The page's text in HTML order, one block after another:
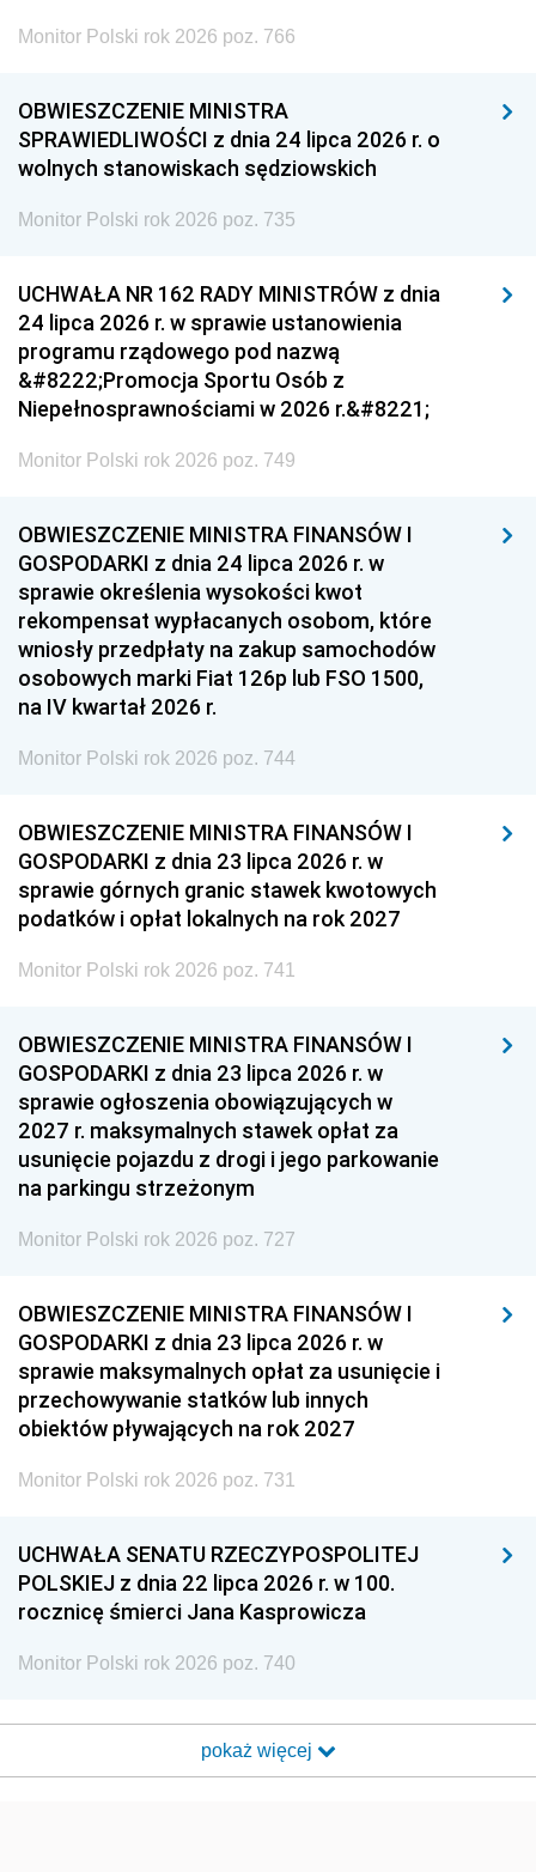
Monitor Polski rok 2026 poz. 766
OBWIESZCZENIE MINISTRA
SPRAWIEDLIWOŚCI z dnia 24 lipca 2026 r. o
wolnych stanowiskach sędziowskich
Monitor Polski rok 2026 poz. 735
UCHWAŁA NR 162 RADY MINISTRÓW z dnia
24 lipca 2026 r. w sprawie ustanowienia
programu rządowego pod nazwą
&#8222;Promocja Sportu Osób z
Niepełnosprawnościami w 2026 r.&#8221;
Monitor Polski rok 2026 poz. 749
OBWIESZCZENIE MINISTRA FINANSÓW I
GOSPODARKI z dnia 24 lipca 2026 r. w
sprawie określenia wysokości kwot
rekompensat wypłacanych osobom, które
wniosły przedpłaty na zakup samochodów
osobowych marki Fiat 126p lub FSO 1500,
na IV kwartał 2026 r.
Monitor Polski rok 2026 poz. 744
OBWIESZCZENIE MINISTRA FINANSÓW I
GOSPODARKI z dnia 23 lipca 2026 r. w
sprawie górnych granic stawek kwotowych
podatków i opłat lokalnych na rok 2027
Monitor Polski rok 2026 poz. 741
OBWIESZCZENIE MINISTRA FINANSÓW I
GOSPODARKI z dnia 23 lipca 2026 r. w
sprawie ogłoszenia obowiązujących w
2027 r. maksymalnych stawek opłat za
usunięcie pojazdu z drogi i jego parkowanie
na parkingu strzeżonym
Monitor Polski rok 2026 poz. 727
OBWIESZCZENIE MINISTRA FINANSÓW I
GOSPODARKI z dnia 23 lipca 2026 r. w
sprawie maksymalnych opłat za usunięcie i
przechowywanie statków lub innych
obiektów pływających na rok 2027
Monitor Polski rok 2026 poz. 731
UCHWAŁA SENATU RZECZYPOSPOLITEJ
POLSKIEJ z dnia 22 lipca 2026 r. w 100.
rocznicę śmierci Jana Kasprowicza
Monitor Polski rok 2026 poz. 740
pokaż więcej